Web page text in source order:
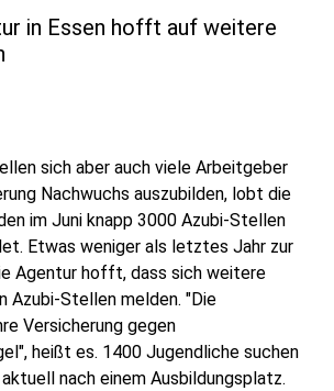
in Essen hofft auf weitere
sich aber auch viele Arbeitgeber
Nachwuchs auszubilden, lobt die
im Juni knapp 3000 Azubi-Stellen
Etwas weniger als letztes Jahr zur
Agentur hofft, dass sich weitere
Azubi-Stellen melden. "Die
Versicherung gegen
heißt es. 1400 Jugendliche suchen
nach einem Ausbildungsplatz.